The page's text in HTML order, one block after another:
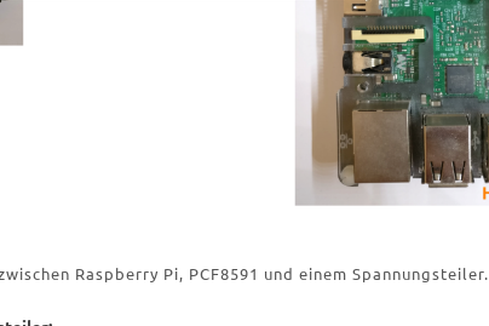
Raspberry Pi, PCF8591 und einem Spannungsteiler.